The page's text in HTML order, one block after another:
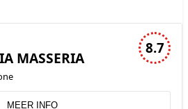
8.7
MASSERIA
MEER INFO